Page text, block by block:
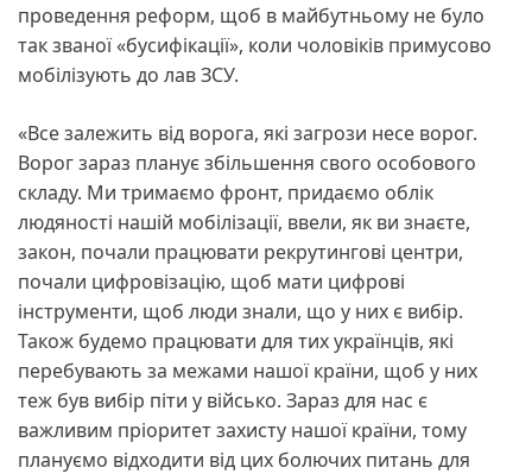
проведення реформ, щоб в майбутньому не було
так званої «бусифікації», коли чоловіків примусово
мобілізують до лав ЗСУ.
«Все залежить від ворога, які загрози несе ворог.
Ворог зараз планує збільшення свого особового
складу. Ми тримаємо фронт, придаємо облік
людяності нашій мобілізації, ввели, як ви знаєте,
закон, почали працювати рекрутингові центри,
почали цифровізацію, щоб мати цифрові
інструменти, щоб люди знали, що у них є вибір.
Також будемо працювати для тих українців, які
перебувають за межами нашої країни, щоб у них
теж був вибір піти у військо. Зараз для нас є
важливим пріоритет захисту нашої країни, тому
плануємо відходити від цих болючих питань для